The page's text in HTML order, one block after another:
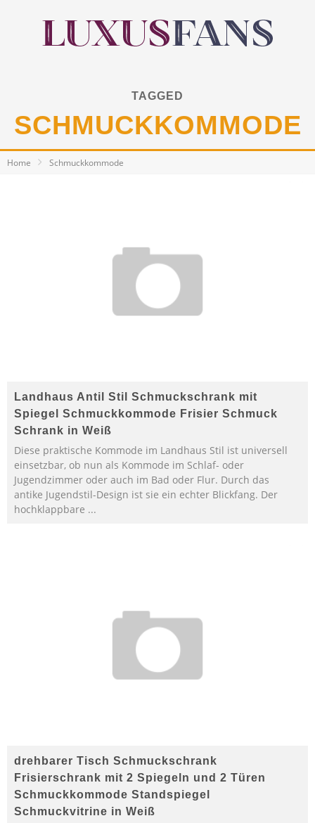
TAGGED
SCHMUCKKOMMODE
Home Schmuckkommode
Landhaus Antil Stil Schmuckschrank mit
Spiegel Schmuckkommode Frisier Schmuck
Schrank in Weiß
Diese praktische Kommode im Landhaus Stil ist universell
einsetzbar, ob nun als Kommode im Schlaf- oder
Jugendzimmer oder auch im Bad oder Flur. Durch das
antike Jugendstil-Design ist sie ein echter Blickfang. Der
hochklappbare ...
drehbarer Tisch Schmuckschrank
Frisierschrank mit 2 Spiegeln und 2 Türen
Schmuckkommode Standspiegel
Schmuckvitrine in Weiß